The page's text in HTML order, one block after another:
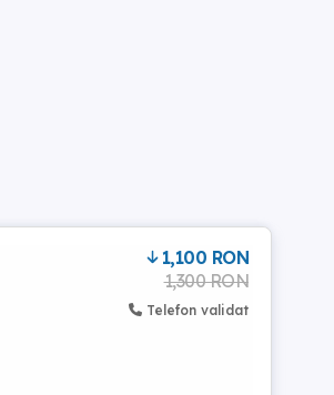
1,100 RON
1,300 RON
Telefon validat